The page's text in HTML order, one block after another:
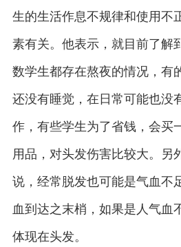
生的生活作息不规律和使用不
素有关。他表示，就目前了解
数学生都存在熬夜的情况，有
还没有睡觉，在日常可能也没
作，有些学生为了省钱，会买
用品，对头发伤害比较大。另
说，经常脱发也可能是气血不
血到达之末梢，如果是人气血
体现在头发。